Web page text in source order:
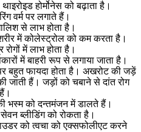
होर्मोनेस को बढ़ाता है।
वर्म पर लगाते हैं।
से लाभ होता है।
में कोलेस्ट्रोल को कम करता है।
में लाभ होता है।
में बाहरी रूप से लगाया जाता है।
बहुत फायदा होता है। अखरोट की जड़ें
जाती हैं। जड़ों को चबाने से दांत रोग
भस्म को दन्तमंजन में डालते हैं।
ब्लीडिंग को रोकता है।
को त्वचा को एक्सफोलीएट करने